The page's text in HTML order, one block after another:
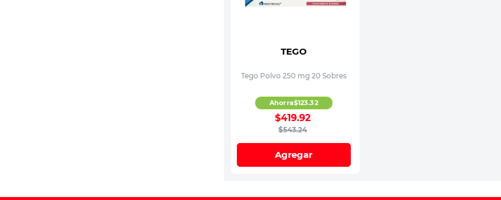
TEGO
Tego Polvo 250 mg 20 Sobres
$543.24
$419.92
Ahorra$123.32
Agregar